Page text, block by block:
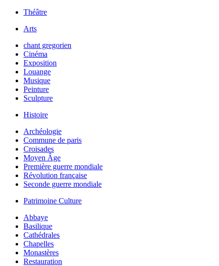
Théâtre
Arts
chant gregorien
Cinéma
Exposition
Louange
Musique
Peinture
Sculpture
Histoire
Archéologie
Commune de paris
Croisades
Moyen Âge
Première guerre mondiale
Révolution française
Seconde guerre mondiale
Patrimoine Culture
Abbaye
Basilique
Cathédrales
Chapelles
Monastères
Restauration